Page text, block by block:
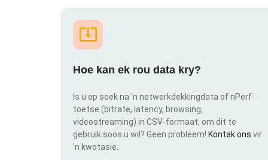
Hoe kan ek rou data kry?
Is u op soek na 'n netwerkdekkingdata of nPerf-
toetse (bitrate, latency, browsing,
videostreaming) in CSV-formaat, om dit te
gebruik soos u wil? Geen probleem! Kontak ons vir
'n kwotasie.